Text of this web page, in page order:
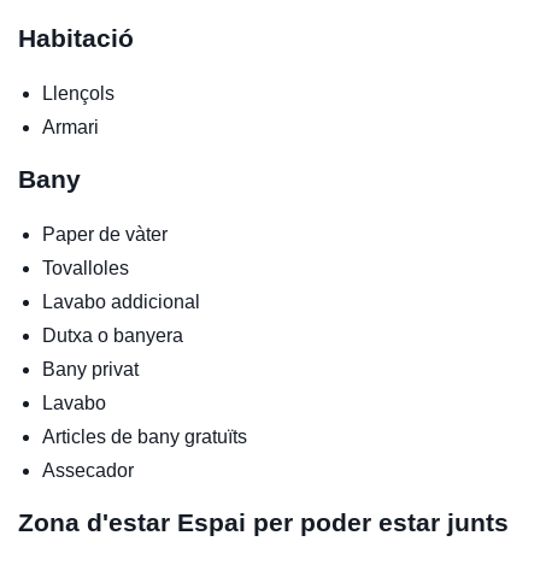
Habitació
Llençols
Armari
Bany
Paper de vàter
Tovalloles
Lavabo addicional
Dutxa o banyera
Bany privat
Lavabo
Articles de bany gratuïts
Assecador
Zona d'estar Espai per poder estar junts